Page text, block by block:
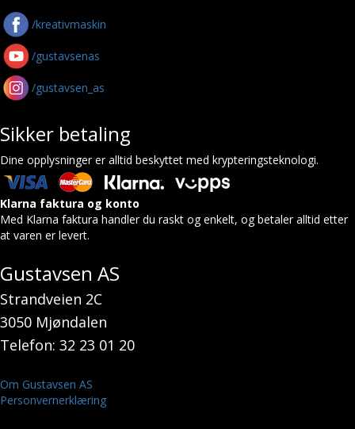
/kreativmaskin
/gustavsenas
/gustavsen_as
Sikker betaling
Dine opplysninger er alltid beskyttet med krypteringsteknologi.
Klarna faktura og konto
Med Klarna faktura handler du raskt og enkelt, og betaler alltid etter
at varen er levert.
Gustavsen AS
Strandveien 2C
3050 Mjøndalen
Telefon: 32 23 01 20
Om Gustavsen AS
Personvernerklæring